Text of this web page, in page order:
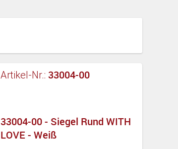
Artikel-Nr.: 33004-00
33004-00 - Siegel Rund WITH
LOVE - Weiß